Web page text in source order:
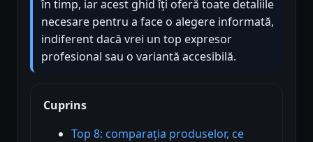
în timp, iar acest ghid îți oferă toate detaliile
necesare pentru a face o alegere informată,
indiferent dacă vrei un top expresor
profesional sau o variantă accesibilă.
Cuprins
Top 8: comparația produselor, ce